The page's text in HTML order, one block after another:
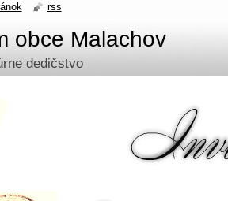
obce Malachov
dedičstvo
rss